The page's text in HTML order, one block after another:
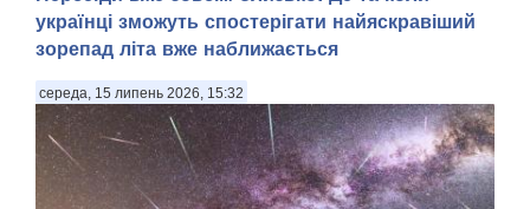
українці зможуть спостерігати найяскравіший
зорепад літа вже наближається
середа, 15 липень 2026, 15:32